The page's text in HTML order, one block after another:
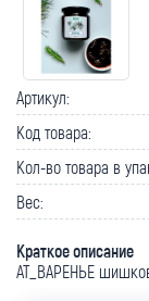
Артикул:
Код товара:
Кол-во товара в
Вес:
Краткое описание
АТ_ВАРЕНЬЕ